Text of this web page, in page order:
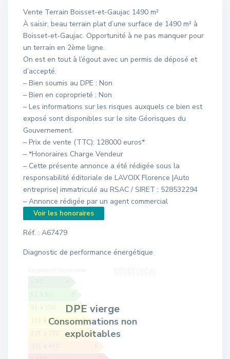
Vente Terrain Boisset-et-Gaujac 1490 m²
À saisir, beau terrain plat d’une surface de 1490 m² à
Boisset-et-Gaujac. Opportunité à ne pas manquer pour
un terrain en 2ème ligne.
On est en tout à l’égout avec un permis de déposé et
d’accepté.
– Bien soumis au DPE : Non
– Bien en coproprieté : Non
– Les informations sur les risques auxquels ce bien est
exposé sont disponibles sur le site Géorisques du
Gouvernement.
– Prix de vente (TTC): 128000 euros*
– *Honoraires Charge Vendeur
– Cette présente annonce a été rédigée sous la
responsabilité éditoriale de LAVOIX Florence |Auto
entreprise| immatriculé au RSAC / SIRET : 528532294
– Annonce rédigée par un agent commercial
Voir les honoraires
Réf. : A67479
Diagnostic de performance énergétique
91 à 150
C
151 à 230
D
231 à 330
E
331 à 450
F
DPE vierge
Consommations non
exploitables